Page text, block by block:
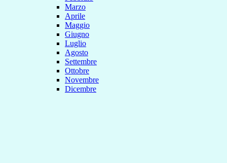
Marzo
Aprile
Maggio
Giugno
Luglio
Agosto
Settembre
Ottobre
Novembre
Dicembre